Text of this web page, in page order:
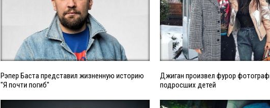
Рэпер Баста представил жизненную историю
"Я почти погиб"
Джиган произвел фурор
подросших детей